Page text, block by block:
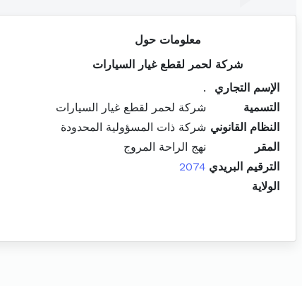
معلومات حول
شركة لحمر لقطع غيار السيارات
الإسم التجاري
.
التسمية
شركة لحمر لقطع غيار السيارات
النظام القانوني شركة ذات المسؤولية المحدودة
المقر
نهج الراحة المروج
الترقيم البريدي 2074
الولاية